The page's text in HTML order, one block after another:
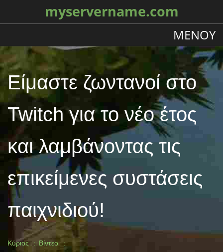
myservername.com
ΜΕΝΟΎ
Είμαστε ζωντανοί στο
Twitch για το νέο έτος
και λαμβάνοντας τις
επικείμενες συστάσεις
παιχνιδιού!
Κύριος
Βίντεο